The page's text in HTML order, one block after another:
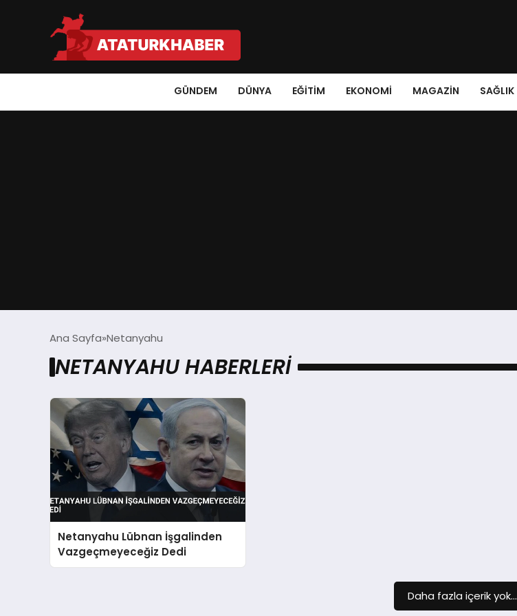
GÜNDEM DÜNYA EĞITIM EKONOMI MAGAZIN SAĞLIK
Ana Sayfa Netanyahu
NETANYAHU HABERLERI
Netanyahu Lübnan İşgalinden
Vazgeçmeyeceğiz Dedi
Daha fazla içerik yok...